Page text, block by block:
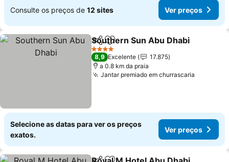
Consulte os preços de 12 sites Ver preços
PartilharAdicionar aos favoritos
Southern Sun Abu Dhabi
4 Estrelas
8,9 Excelente
17.875
a 0.8 km da praia
Jantar premiado em churrascaria
Selecione as datas para ver os preços
exatos.
Ver preços